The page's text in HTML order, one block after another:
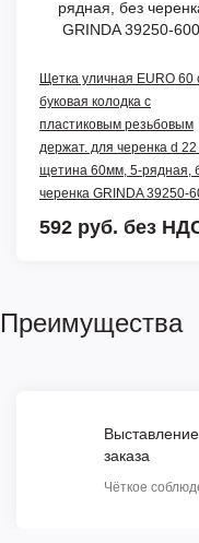
Щетка уличная EURO 60
буковая колодка с
пластиковым резьбовым
держат. для черенка d 22
щетина 60мм, 5-рядная,
черенка GRINDA 39250-
592 руб. без
Преимущества
заказа
Чёткое